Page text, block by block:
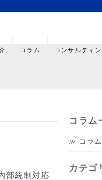
コラム コンサルティ
部統制対応
コラム
コラ
カテゴ